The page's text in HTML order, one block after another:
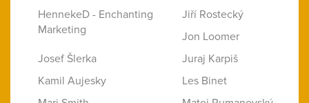
HennekeD - Enchanting
Marketing
Jiří Rostecký
Jon Loomer
Josef Šlerka
Juraj Karpiš
Kamil Aujesky
Les Binet